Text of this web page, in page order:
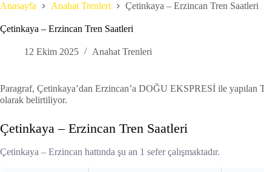
Anasayfa Anahat Trenleri Çetinkaya – Erzincan Tren Saatleri
Çetinkaya – Erzincan Tren Saatleri
12 Ekim 2025 Anahat Trenleri
Paragraf, Çetinkaya’dan Erzincan’a DOĞU EKSPRESİ ile yapılan
olarak belirtiliyor.
Çetinkaya – Erzincan Tren Saatleri
Çetinkaya – Erzincan hattında şu an 1 sefer çalışmaktadır.